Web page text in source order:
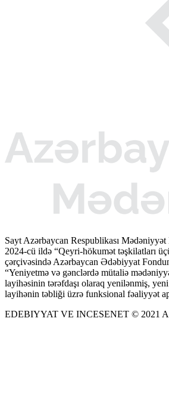
Sayt Azərbaycan Respublikası
2024-cü ildə “Qeyri-hökumət təşkilatları
çərçivəsində Azərbaycan Ədəbiyyat
“Yeniyetmə və gənclərdə mütaliə
layihəsinin tərəfdaşı olaraq yenilənmiş,
layihənin təbliği üzrə funksional fəaliyyət
EDEBIYYAT VE INCESENET © 2021